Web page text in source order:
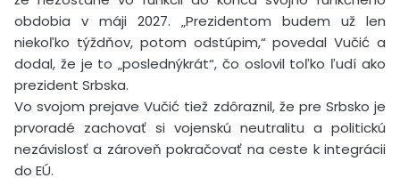
obdobia v máji 2027. „Prezidentom budem už len
niekoľko týždňov, potom odstúpim,“ povedal Vučić a
dodal, že je to „poslednýkrát“, čo oslovil toľko ľudí ako
prezident Srbska.
Vo svojom prejave Vučić tiež zdôraznil, že pre Srbsko je
prvoradé zachovať si vojenskú neutralitu a politickú
nezávislosť a zároveň pokračovať na ceste k integrácii
do EÚ.